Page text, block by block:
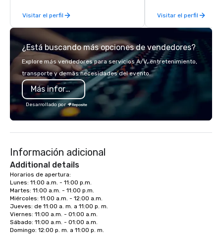
information, or send us your logo and
we will create an interactive
presentation highlighting your brand.
Visitar el perfil
partner network. We are committed to
delivering high-
standards of today’s
and meetings
safety, punctuality,
dependable, polished
of corporate clients,
Visitar el perfil
¿Está buscando más opciones de vendedores?
Explore más vendedores para servicios A/V, entretenimiento,
transporte y demás necesidades del evento.
Más información
Desarrollado por
Información adicional
Additional details
Horarios de apertura:
Lunes: 11:00 a.m. - 11:00 p.m.
Martes: 11:00 a.m. - 11:00 p.m.
Miércoles: 11:00 a.m. - 12:00 a.m.
Jueves: de 11:00 a. m. a 11:00 p. m.
Viernes: 11:00 a.m. - 01:00 a.m.
Sábado: 11:00 a.m. - 01:00 a.m.
Domingo: 12:00 p. m. a 11:00 p. m.